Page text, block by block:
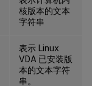
核版本的文本
字符串
表示 Linux
VDA 已安装版
本的文本字符
串。